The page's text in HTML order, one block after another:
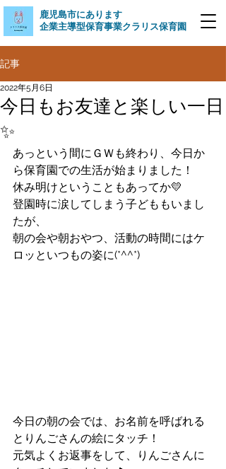
​鹿児島市にあります
企業主導型保育事業クラリス保育園
記事
今日もお友達と楽しい一日
✨
2022年5月6日
あっという間にＧＷも終わり、今日か
ら保育園での生活が始まりました！
休み明けということもあってか💛
登園時に涙してしまう子どももいまし
たが、
朝の会や朝おやつ、活動の時間にはケ
ロッといつもの姿に(*^^*)
今日の朝の会では、お名前を呼ばれる
とりんごさんの絵にタッチ！
元気よくお返事をして、りんごさんに